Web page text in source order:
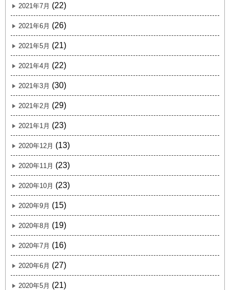
2021年7月 (22)
2021年6月 (26)
2021年5月 (21)
2021年4月 (22)
2021年3月 (30)
2021年2月 (29)
2021年1月 (23)
2020年12月 (13)
2020年11月 (23)
2020年10月 (23)
2020年9月 (15)
2020年8月 (19)
2020年7月 (16)
2020年6月 (27)
2020年5月 (21)